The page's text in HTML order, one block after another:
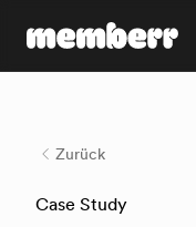
Zurück
Case Study